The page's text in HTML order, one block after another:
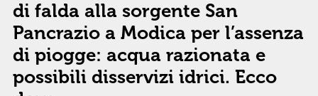
di falda alla sorgente San
Pancrazio a Modica per l’assenza
di piogge: acqua razionata e
possibili disservizi idrici. Ecco